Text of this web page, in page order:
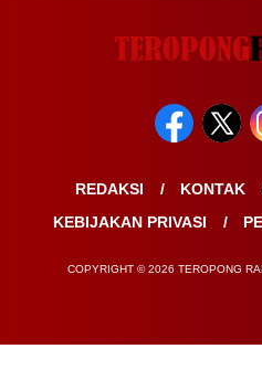
REDAKSI KONTAK
KEBIJAKAN PRIVASI
COPYRIGHT © 2026 TEROPONG